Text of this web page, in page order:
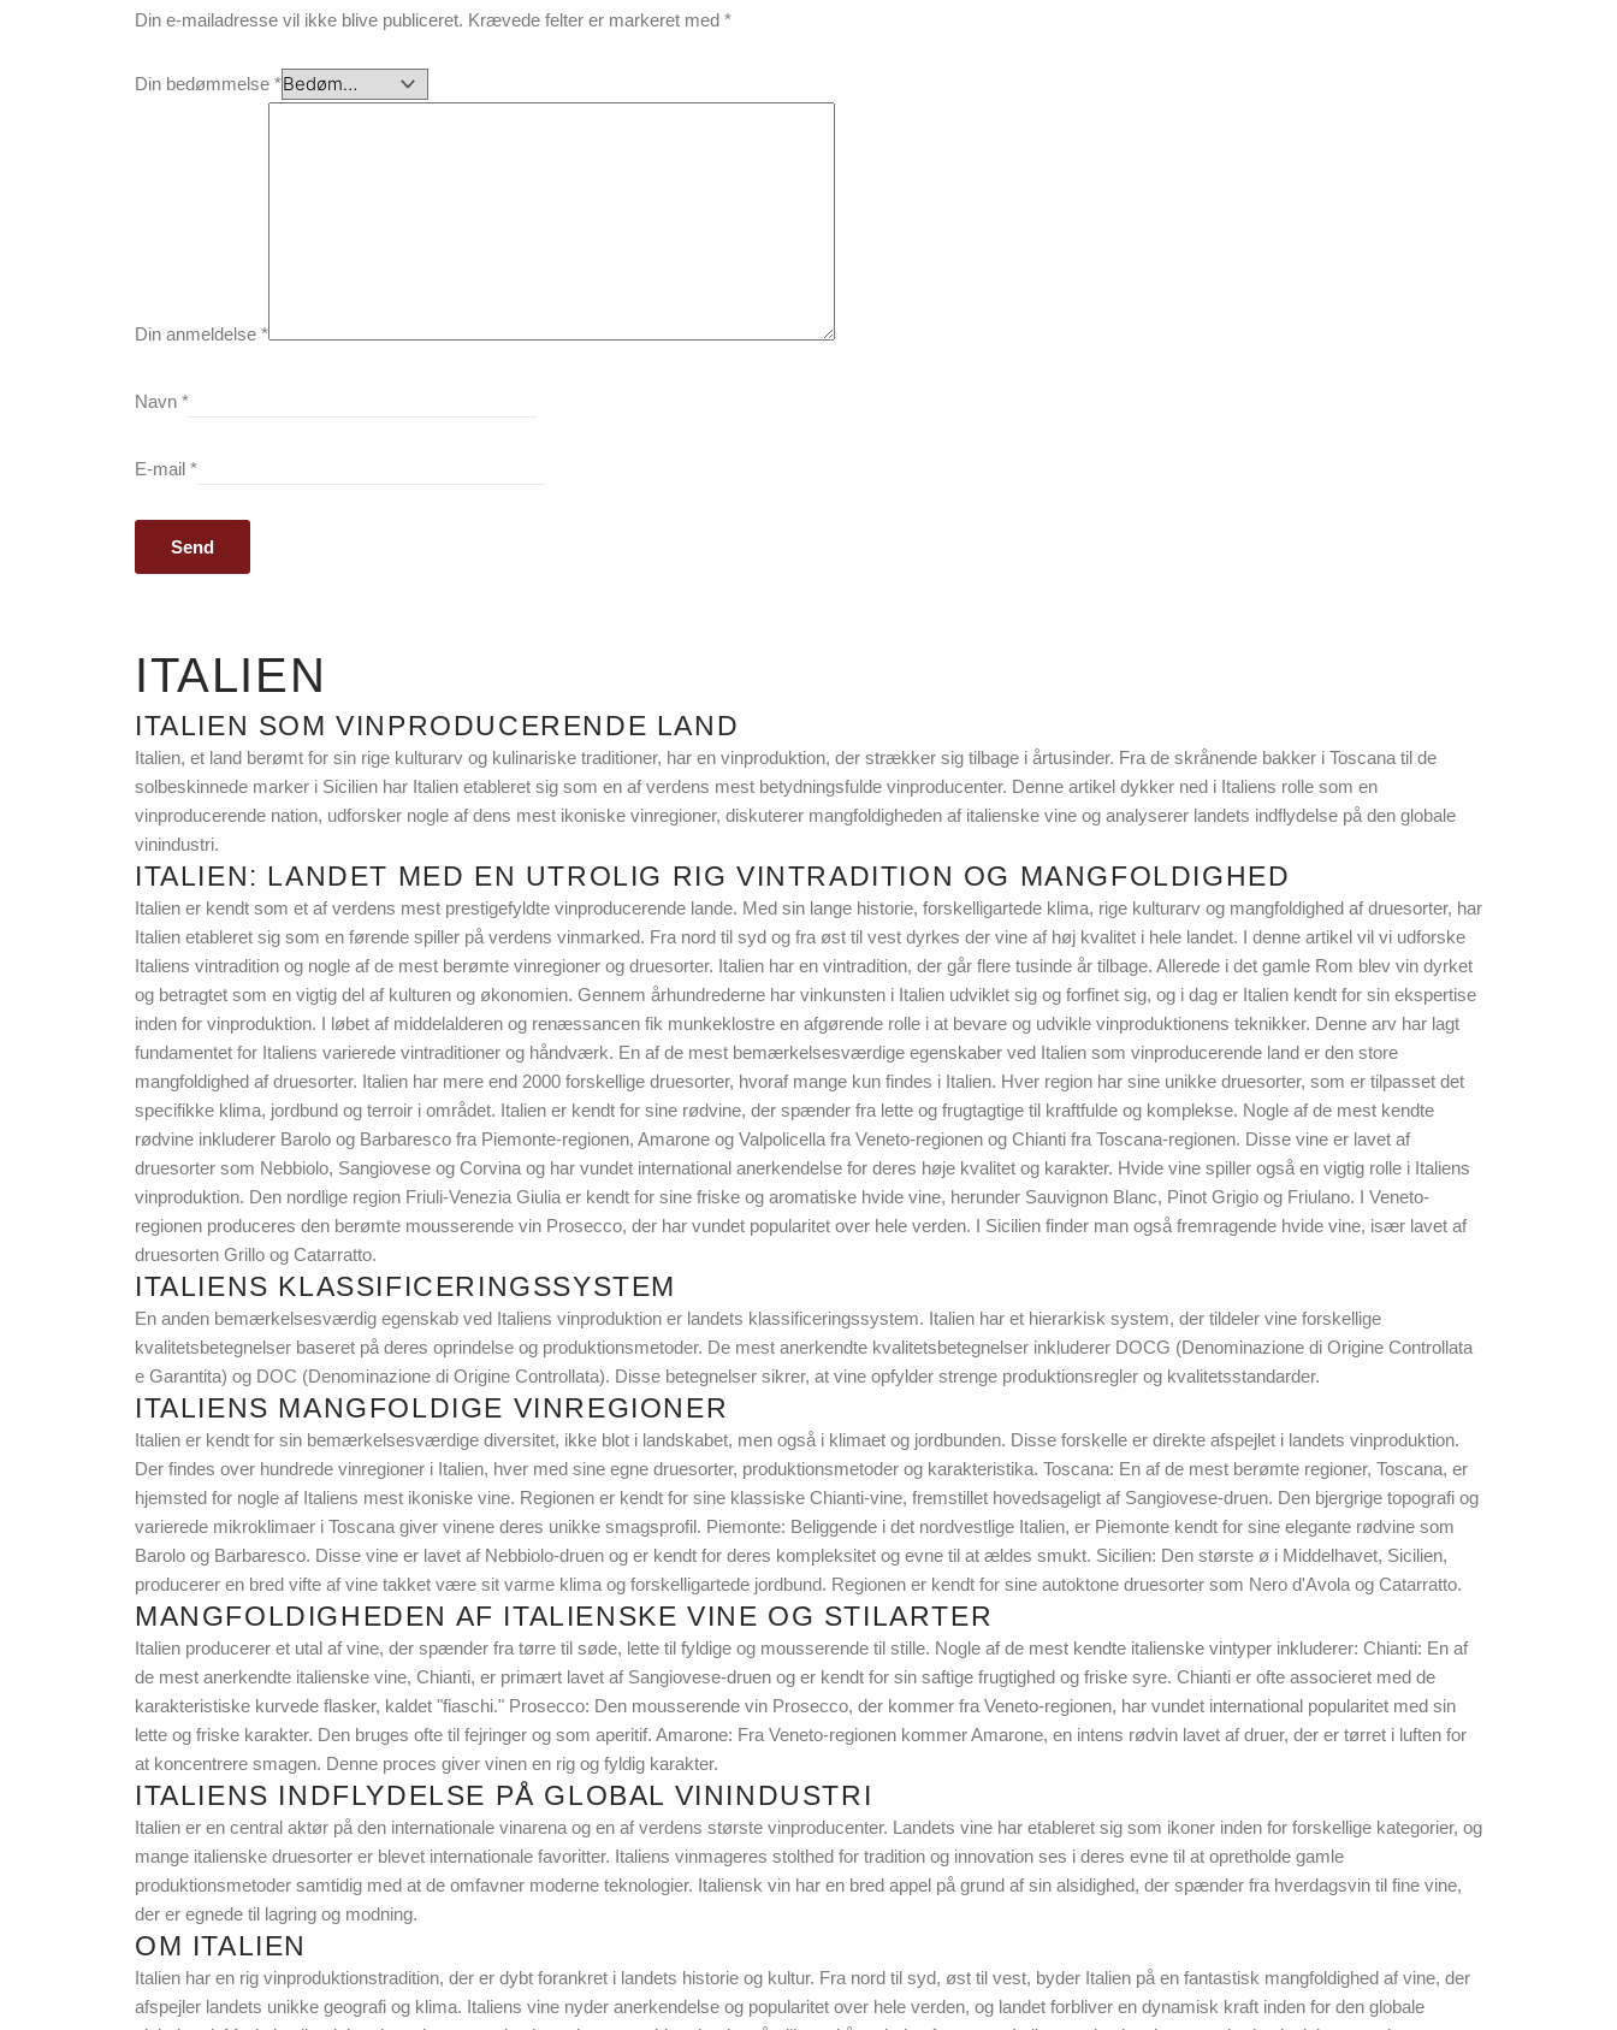
Din e-mailadresse vil ikke blive publiceret. Krævede felter er markeret med *
Din bedømmelse *
Din anmeldelse *
Navn *
E-mail *
ITALIEN
ITALIEN SOM VINPRODUCERENDE LAND
Italien, et land berømt for sin rige kulturarv og kulinariske traditioner, har en vinproduktion, der strækker sig tilbage i årtusinder. Fra de skrånende bakker i Toscana til de
solbeskinnede marker i Sicilien har Italien etableret sig som en af verdens mest betydningsfulde vinproducenter. Denne artikel dykker ned i Italiens rolle som en
vinproducerende nation, udforsker nogle af dens mest ikoniske vinregioner, diskuterer mangfoldigheden af italienske vine og analyserer landets indflydelse på den globale
vinindustri.
ITALIEN: LANDET MED EN UTROLIG RIG VINTRADITION OG MANGFOLDIGHED
Italien er kendt som et af verdens mest prestigefyldte vinproducerende lande. Med sin lange historie, forskelligartede klima, rige kulturarv og mangfoldighed af druesorter, har
Italien etableret sig som en førende spiller på verdens vinmarked. Fra nord til syd og fra øst til vest dyrkes der vine af høj kvalitet i hele landet. I denne artikel vil vi udforske
Italiens vintradition og nogle af de mest berømte vinregioner og druesorter. Italien har en vintradition, der går flere tusinde år tilbage. Allerede i det gamle Rom blev vin dyrket
og betragtet som en vigtig del af kulturen og økonomien. Gennem århundrederne har vinkunsten i Italien udviklet sig og forfinet sig, og i dag er Italien kendt for sin ekspertise
inden for vinproduktion. I løbet af middelalderen og renæssancen fik munkeklostre en afgørende rolle i at bevare og udvikle vinproduktionens teknikker. Denne arv har lagt
fundamentet for Italiens varierede vintraditioner og håndværk. En af de mest bemærkelsesværdige egenskaber ved Italien som vinproducerende land er den store
mangfoldighed af druesorter. Italien har mere end 2000 forskellige druesorter, hvoraf mange kun findes i Italien. Hver region har sine unikke druesorter, som er tilpasset det
specifikke klima, jordbund og terroir i området. Italien er kendt for sine rødvine, der spænder fra lette og frugtagtige til kraftfulde og komplekse. Nogle af de mest kendte
rødvine inkluderer Barolo og Barbaresco fra Piemonte-regionen, Amarone og Valpolicella fra Veneto-regionen og Chianti fra Toscana-regionen. Disse vine er lavet af
druesorter som Nebbiolo, Sangiovese og Corvina og har vundet international anerkendelse for deres høje kvalitet og karakter. Hvide vine spiller også en vigtig rolle i Italiens
vinproduktion. Den nordlige region Friuli-Venezia Giulia er kendt for sine friske og aromatiske hvide vine, herunder Sauvignon Blanc, Pinot Grigio og Friulano. I Veneto-
regionen produceres den berømte mousserende vin Prosecco, der har vundet popularitet over hele verden. I Sicilien finder man også fremragende hvide vine, især lavet af
druesorten Grillo og Catarratto.
ITALIENS KLASSIFICERINGSSYSTEM
En anden bemærkelsesværdig egenskab ved Italiens vinproduktion er landets klassificeringssystem. Italien har et hierarkisk system, der tildeler vine forskellige
kvalitetsbetegnelser baseret på deres oprindelse og produktionsmetoder. De mest anerkendte kvalitetsbetegnelser inkluderer DOCG (Denominazione di Origine Controllata
e Garantita) og DOC (Denominazione di Origine Controllata). Disse betegnelser sikrer, at vine opfylder strenge produktionsregler og kvalitetsstandarder.
ITALIENS MANGFOLDIGE VINREGIONER
Italien er kendt for sin bemærkelsesværdige diversitet, ikke blot i landskabet, men også i klimaet og jordbunden. Disse forskelle er direkte afspejlet i landets vinproduktion.
Der findes over hundrede vinregioner i Italien, hver med sine egne druesorter, produktionsmetoder og karakteristika. Toscana: En af de mest berømte regioner, Toscana, er
hjemsted for nogle af Italiens mest ikoniske vine. Regionen er kendt for sine klassiske Chianti-vine, fremstillet hovedsageligt af Sangiovese-druen. Den bjergrige topografi og
varierede mikroklimaer i Toscana giver vinene deres unikke smagsprofil. Piemonte: Beliggende i det nordvestlige Italien, er Piemonte kendt for sine elegante rødvine som
Barolo og Barbaresco. Disse vine er lavet af Nebbiolo-druen og er kendt for deres kompleksitet og evne til at ældes smukt. Sicilien: Den største ø i Middelhavet, Sicilien,
producerer en bred vifte af vine takket være sit varme klima og forskelligartede jordbund. Regionen er kendt for sine autoktone druesorter som Nero d'Avola og Catarratto.
MANGFOLDIGHEDEN AF ITALIENSKE VINE OG STILARTER
Italien producerer et utal af vine, der spænder fra tørre til søde, lette til fyldige og mousserende til stille. Nogle af de mest kendte italienske vintyper inkluderer: Chianti: En af
de mest anerkendte italienske vine, Chianti, er primært lavet af Sangiovese-druen og er kendt for sin saftige frugtighed og friske syre. Chianti er ofte associeret med de
karakteristiske kurvede flasker, kaldet "fiaschi." Prosecco: Den mousserende vin Prosecco, der kommer fra Veneto-regionen, har vundet international popularitet med sin
lette og friske karakter. Den bruges ofte til fejringer og som aperitif. Amarone: Fra Veneto-regionen kommer Amarone, en intens rødvin lavet af druer, der er tørret i luften for
at koncentrere smagen. Denne proces giver vinen en rig og fyldig karakter.
ITALIENS INDFLYDELSE PÅ GLOBAL VININDUSTRI
Italien er en central aktør på den internationale vinarena og en af verdens største vinproducenter. Landets vine har etableret sig som ikoner inden for forskellige kategorier, og
mange italienske druesorter er blevet internationale favoritter. Italiens vinmageres stolthed for tradition og innovation ses i deres evne til at opretholde gamle
produktionsmetoder samtidig med at de omfavner moderne teknologier. Italiensk vin har en bred appel på grund af sin alsidighed, der spænder fra hverdagsvin til fine vine,
der er egnede til lagring og modning.
OM ITALIEN
Italien har en rig vinproduktionstradition, der er dybt forankret i landets historie og kultur. Fra nord til syd, øst til vest, byder Italien på en fantastisk mangfoldighed af vine, der
afspejler landets unikke geografi og klima. Italiens vine nyder anerkendelse og popularitet over hele verden, og landet forbliver en dynamisk kraft inden for den globale